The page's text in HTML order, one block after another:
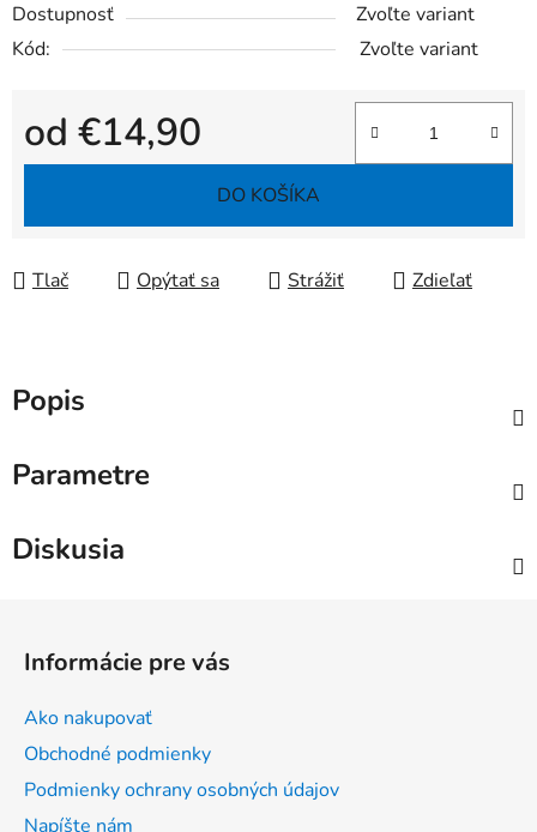
Dostupnosť
Zvoľte variant
Kód:
Zvoľte variant
od €14,90
Jednotková cena:
DO KOŠÍKA
Tlač Opýtať sa Strážiť Zdieľať
Popis
Parametre
Diskusia
Informácie pre vás
Ako nakupovať
Obchodné podmienky
Podmienky ochrany osobných údajov
Napíšte nám